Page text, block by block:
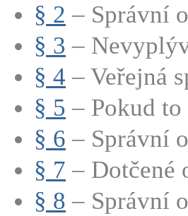
§ 2 – Správní
§ 3 –
§ 4 – Veřejná
§ 5 – Pokud
§ 6 – Správní
§ 7 – Dotčené
§ 8 – Správní